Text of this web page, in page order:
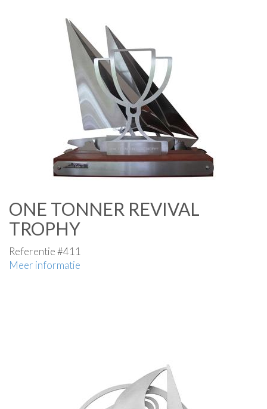
ONE TONNER REVIVAL
TROPHY
Referentie #411
Meer informatie